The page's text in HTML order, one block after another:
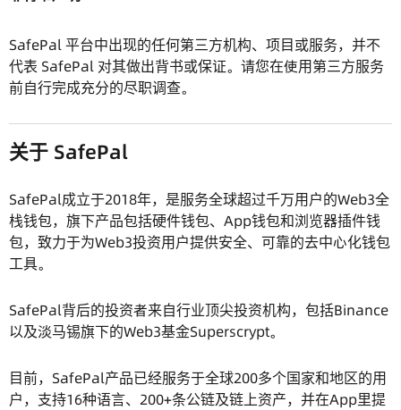
SafePal 平台中出现的任何第三方机构、项目或服务，并不
代表 SafePal 对其做出背书或保证。请您在使用第三方服务
前自行完成充分的尽职调查。
关于 SafePal
SafePal成立于2018年，是服务全球超过千万用户的Web3全
栈钱包，旗下产品包括硬件钱包、App钱包和浏览器插件钱
包，致力于为Web3投资用户提供安全、可靠的去中心化钱包
工具。
SafePal背后的投资者来自行业顶尖投资机构，包括Binance
以及淡马锡旗下的Web3基金Superscrypt。
目前，SafePal产品已经服务于全球200多个国家和地区的用
户，支持16种语言、200+条公链及链上资产，并在App里提